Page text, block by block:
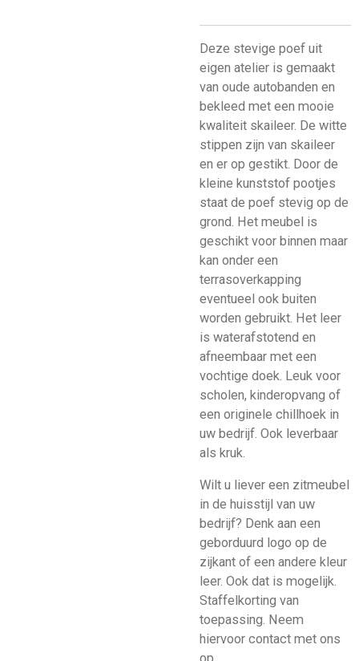
Deze stevige poef uit
eigen atelier is gemaakt
van oude autobanden en
bekleed met een mooie
kwaliteit skaileer. De witte
stippen zijn van skaileer
en er op gestikt. Door de
kleine kunststof pootjes
staat de poef stevig op de
grond. Het meubel is
geschikt voor binnen maar
kan onder een
terrasoverkapping
eventueel ook buiten
worden gebruikt. Het leer
is waterafstotend en
afneembaar met een
vochtige doek. Leuk voor
scholen, kinderopvang of
een originele chillhoek in
uw bedrijf. Ook leverbaar
als kruk.
Wilt u liever een zitmeubel
in de huisstijl van uw
bedrijf? Denk aan een
geborduurd logo op de
zijkant of een andere kleur
leer. Ook dat is mogelijk.
Staffelkorting van
toepassing. Neem
hiervoor contact met ons